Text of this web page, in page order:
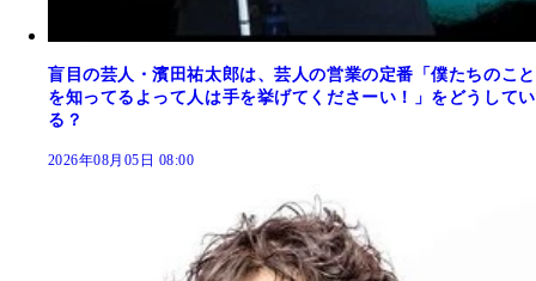
盲目の芸人・濱田祐太郎は、芸人の営業の定番「僕たちのこと
を知ってるよって人は手を挙げてくださーい！」をどうしてい
る？
2026年08月05日 08:00